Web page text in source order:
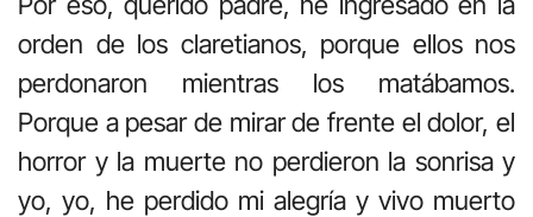
orden de los claretianos, porque ellos nos
perdonaron mientras los matábamos.
Porque a pesar de mirar de frente el dolor, el
horror y la muerte no perdieron la sonrisa y
yo, yo, he perdido mi alegría y vivo muerto